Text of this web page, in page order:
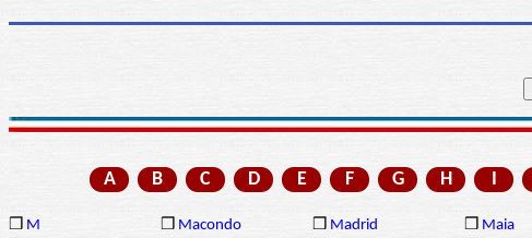
A B C D E F G H I
❒ M ❒ Macondo ❒ Madrid ❒ Maia